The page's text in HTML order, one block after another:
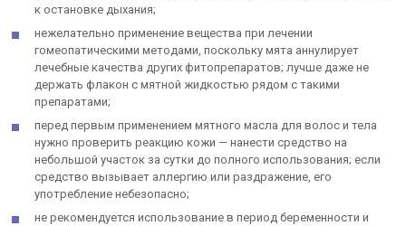
к остановке дыхания;
нежелательно применение вещества при лечении
гомеопатическими методами, поскольку мята аннулирует
лечебные качества других фитопрепаратов; лучше даже не
держать флакон с мятной жидкостью рядом с такими
препаратами;
перед первым применением мятного масла для волос и тела
нужно проверить реакцию кожи — нанести средство на
небольшой участок за сутки до полного использования; если
средство вызывает аллергию или раздражение, его
употребление небезопасно;
не рекомендуется использование в период беременности и